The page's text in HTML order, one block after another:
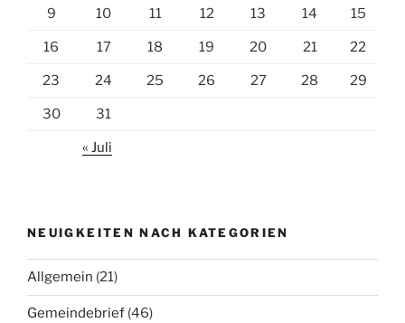
9 10 11 12 13 14 15
16 17 18 19 20 21 22
23 24 25 26 27 28 29
30 31
« Juli
NEUIGKEITEN NACH KATEGORIEN
Allgemein (21)
Gemeindebrief (46)